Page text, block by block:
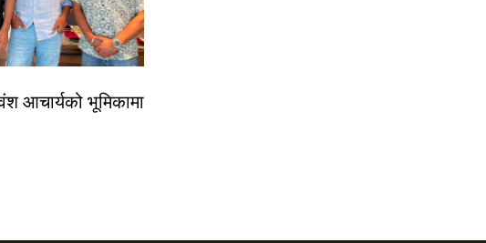
आचार्यको भूमिकामा